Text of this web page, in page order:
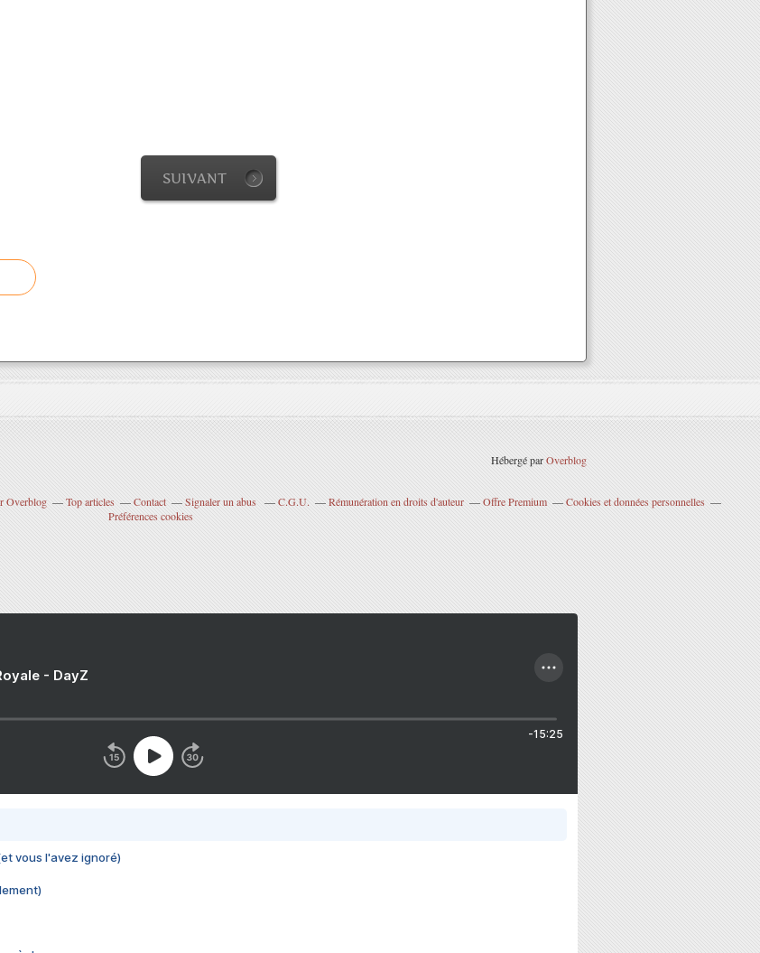
SUIVANT
Hébergé parOverblog
Overblog Top articles Contact Signaler un abus C.G.U. Rémunération en droits d'auteur Offre Premium
Cookies et données personnelles
Préférences cookies
- DayZ
-15:25
vous l'avez ignoré)